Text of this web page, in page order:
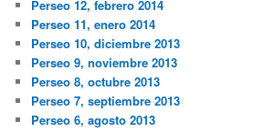
Perseo 12, febrero 2014
Perseo 11, enero 2014
Perseo 10, diciembre 2013
Perseo 9, noviembre 2013
Perseo 8, octubre 2013
Perseo 7, septiembre 2013
Perseo 6, agosto 2013